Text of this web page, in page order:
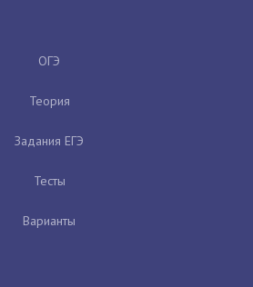
ОГЭ
Теория
Задания ЕГЭ
Тесты
Варианты